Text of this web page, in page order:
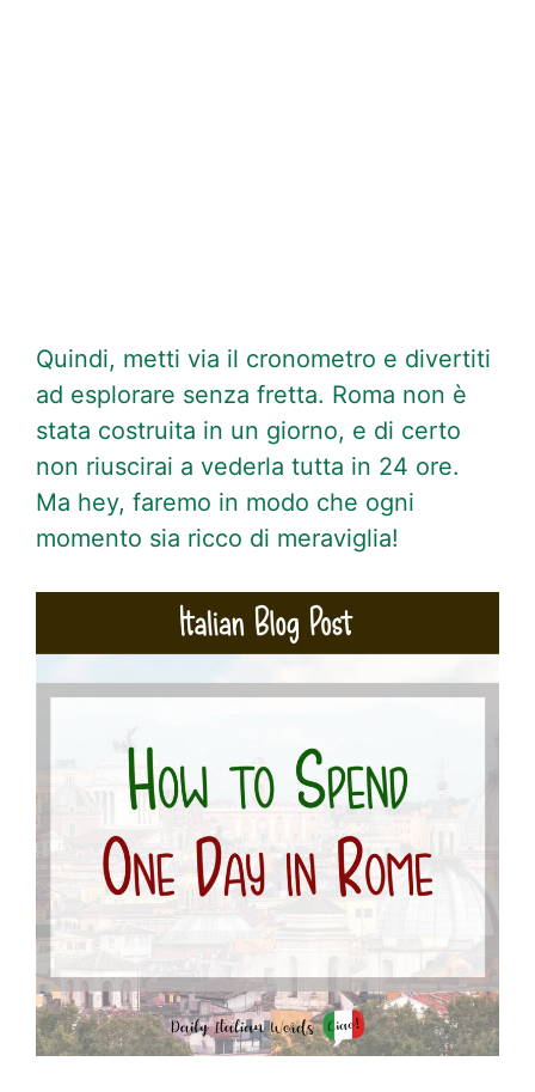
Quindi, metti via il cronometro e divertiti
ad esplorare senza fretta. Roma non è
stata costruita in un giorno, e di certo
non riuscirai a vederla tutta in 24 ore.
Ma hey, faremo in modo che ogni
momento sia ricco di meraviglia!